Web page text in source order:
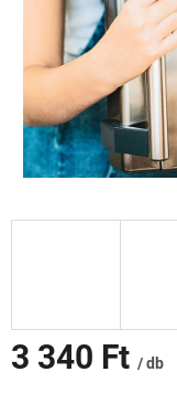
3 340 Ft / db